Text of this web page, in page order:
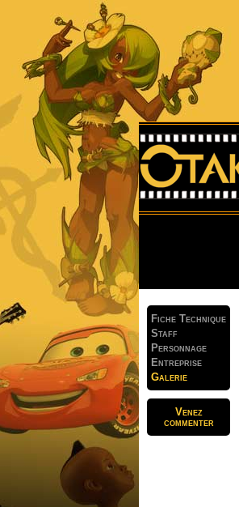
Fiche Technique
Staff
Personnage
Entreprise
Galerie
Venez
commenter